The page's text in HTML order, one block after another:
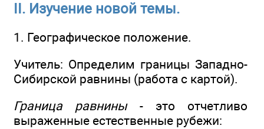
II. Изучение новой темы.
1. Географическое положение.
Учитель: Определим границы Западно-
Сибирской равнины (работа с картой).
Граница равнины - это отчетливо
выраженные естественные рубежи: